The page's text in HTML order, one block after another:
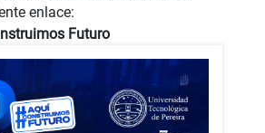
enlace:
Futuro